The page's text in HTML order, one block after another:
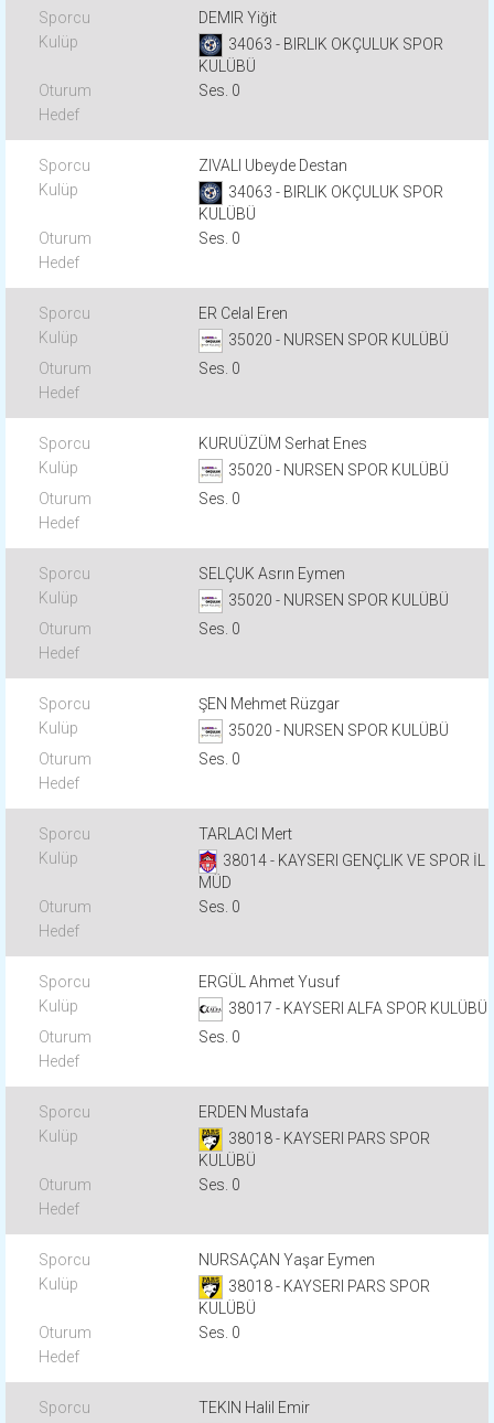
DEMIR Yiğit
34063 - BIRLIK OKÇULUK SPOR
KULÜBÜ
Ses. 0
ZIVALI Ubeyde Destan
34063 - BIRLIK OKÇULUK SPOR
KULÜBÜ
Ses. 0
ER Celal Eren
35020 - NURSEN SPOR KULÜBÜ
Ses. 0
KURUÜZÜM Serhat Enes
35020 - NURSEN SPOR KULÜBÜ
Ses. 0
SELÇUK Asrın Eymen
35020 - NURSEN SPOR KULÜBÜ
Ses. 0
ŞEN Mehmet Rüzgar
35020 - NURSEN SPOR KULÜBÜ
Ses. 0
TARLACI Mert
38014 - KAYSERI GENÇLIK VE SPOR İL
MÜD
Ses. 0
ERGÜL Ahmet Yusuf
38017 - KAYSERI ALFA SPOR KULÜBÜ
Ses. 0
ERDEN Mustafa
38018 - KAYSERI PARS SPOR
KULÜBÜ
Ses. 0
NURSAÇAN Yaşar Eymen
38018 - KAYSERI PARS SPOR
KULÜBÜ
Ses. 0
TEKIN Halil Emir